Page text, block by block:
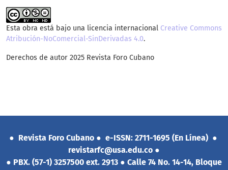
Esta obra está bajo una licencia internacional Creative Commons
Atribución-NoComercial-SinDerivadas 4.0.
Derechos de autor 2025 Revista Foro Cubano
● Revista Foro Cubano ● e-ISSN: 2711-1695 (En Línea) ●
revistarfc@usa.edu.co ●
● PBX. (57-1) 3257500 ext. 2913 ● Calle 74 No. 14-14, Bloque